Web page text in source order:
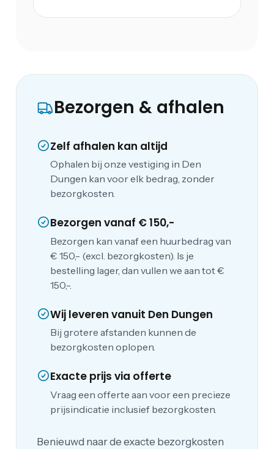
Bezorgen & afhalen
Zelf afhalen kan altijd
Ophalen bij onze vestiging in Den
Dungen kan voor elk bedrag, zonder
bezorgkosten.
Bezorgen vanaf € 150,-
Bezorgen kan vanaf een huurbedrag van
€ 150,- (excl. bezorgkosten). Is je
bestelling lager, dan vullen we aan tot €
150,-.
Wij leveren vanuit Den Dungen
Bij grotere afstanden kunnen de
bezorgkosten oplopen.
Exacte prijs via offerte
Vraag een offerte aan voor een precieze
prijsindicatie inclusief bezorgkosten.
Benieuwd naar de exacte bezorgkosten